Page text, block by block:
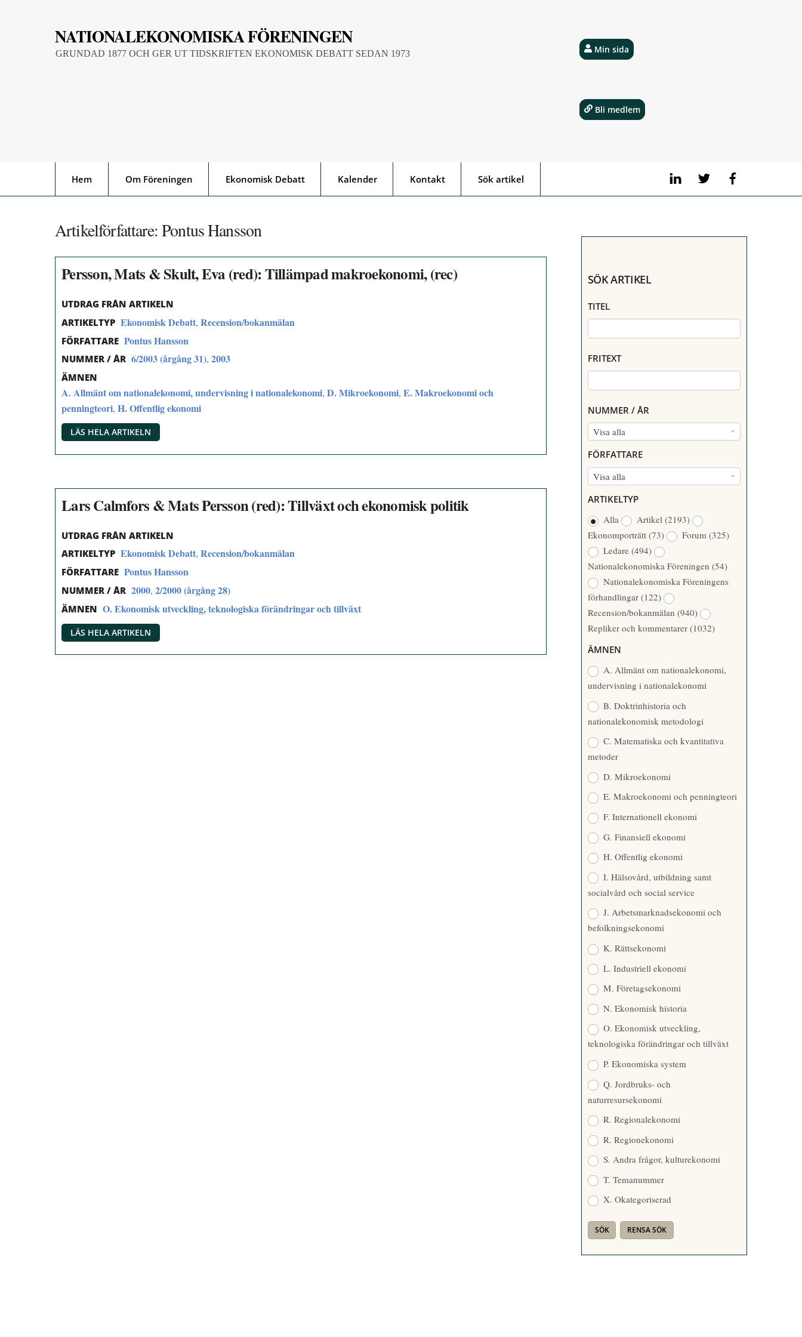
NATIONALEKONOMISKA FÖRENINGEN
GRUNDAD 1877 OCH GER UT TIDSKRIFTEN EKONOMISK DEBATT SEDAN 1973
LinkedIn Twitter
Hem Om Föreningen Ekonomisk Debatt Kalender Kontakt Sök artikel
Min sida
Bli medlem
Artikelförfattare:Pontus Hansson
Persson, Mats & Skult, Eva (red): Tillämpad makroekonomi, (rec)
UTDRAG FRÅN ARTIKELN
ARTIKELTYP Ekonomisk Debatt, Recension/bokanmälan
FÖRFATTARE Pontus Hansson
NUMMER / ÅR 6/2003 (årgång 31), 2003
ÄMNEN
A. Allmänt om nationalekonomi, undervisning i nationalekonomi, D. Mikroekonomi, E. Makroekonomi och
penningteori, H. Offentlig ekonomi
LÄS HELA ARTIKELN
Lars Calmfors & Mats Persson (red): Tillväxt och ekonomisk politik
UTDRAG FRÅN ARTIKELN
ARTIKELTYP Ekonomisk Debatt, Recension/bokanmälan
FÖRFATTARE Pontus Hansson
NUMMER / ÅR 2000, 2/2000 (årgång 28)
ÄMNEN O. Ekonomisk utveckling, teknologiska förändringar och tillväxt
LÄS HELA ARTIKELN
SÖK ARTIKEL
TITEL
FRITEXT
NUMMER / ÅR
Visa alla
N
M
M
/
Å
R
FÖRFATTARE
Visa alla
R
F
A
T
T
A
R
E
ARTIKELTYP
Alla
Artikel (2193)
Ekonomporträtt (73) Forum (325)
Ledare (494)
Nationalekonomiska Föreningen (54)
Nationalekonomiska Föreningens
förhandlingar (122)
Recension/bokanmälan (940)
Repliker och kommentarer (1032)
ÄMNEN
A. Allmänt om nationalekonomi,
undervisning i nationalekonomi
B. Doktrinhistoria och
nationalekonomisk metodologi
C. Matematiska och kvantitativa
metoder
D. Mikroekonomi
E. Makroekonomi och penningteori
F. Internationell ekonomi
G. Finansiell ekonomi
H. Offentlig ekonomi
I. Hälsovård, utbildning samt
socialvård och social service
J. Arbetsmarknadsekonomi och
befolkningsekonomi
K. Rättsekonomi
L. Industriell ekonomi
M. Företagsekonomi
N. Ekonomisk historia
O. Ekonomisk utveckling,
teknologiska förändringar och tillväxt
P. Ekonomiska system
Q. Jordbruks- och
naturresursekonomi
R. Regionalekonomi
R. Regionekonomi
S. Andra frågor, kulturekonomi
T. Temanummer
X. Okategoriserad